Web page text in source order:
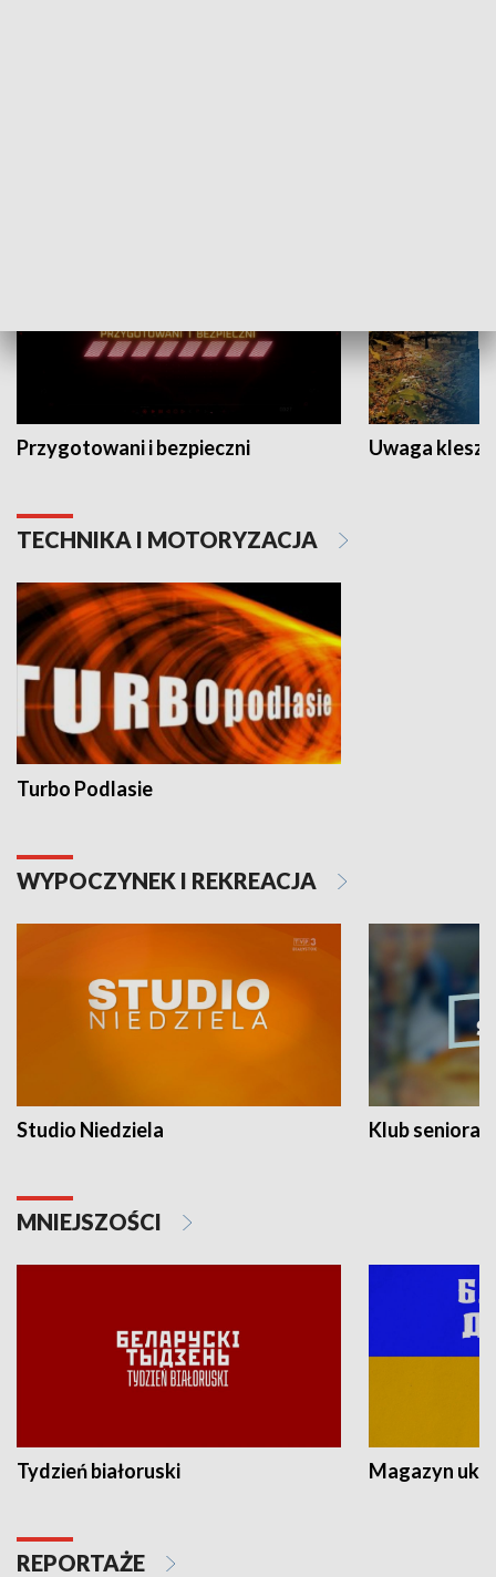
Przygotowani i bezpieczni Uwaga
TECHNIKA I MOTORYZACJA
Turbo Podlasie
WYPOCZYNEK I REKREACJA
Studio Niedziela Klub seniora
MNIEJSZOŚCI
Tydzień białoruski Magazyn
REPORTAŻE